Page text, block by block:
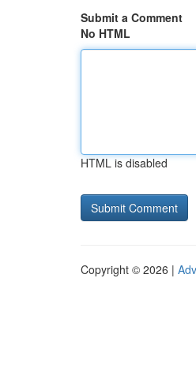
Submit a Comment
No HTML
HTML is disabled
Copyright © 2026 |